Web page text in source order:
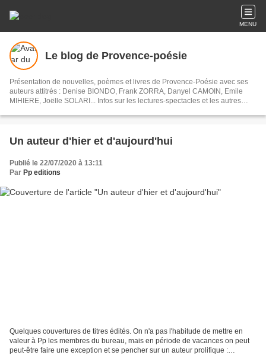
MENU
Le blog de Provence-poésie
Présentation de nouvelles, poèmes et livres de Provence-Poésie avec ses
auteurs attitrés : Denise BIONDO, Frank ZORRA, Danyel CAMOIN, Emile
MIHIERE, Joëlle SOLARI... Infos sur les lectures-spectacles et les autres
Un auteur d'hier et d'aujourd'hui
Publié le 22/07/2020 à 13:11
Par Pp editions
Quelques couvertures de titres édités. On n'a pas l'habitude de mettre en
valeur à Pp les membres du bureau, mais en période de vacances on peut
peut-être faire une exception et se pencher sur un auteur prolifique :